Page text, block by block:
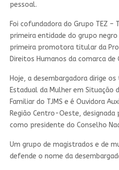
pessoal.
Foi cofundadora do Grupo TEZ –
primeira entidade do grupo
primeira promotora titular da
Direitos Humanos da comarca de
Hoje, a desembargadora dirige
Estadual da Mulher em Situação
Familiar do TJMS e é Ouvidora
Região Centro-Oeste, designada
como presidente do Conselho
Um grupo de magistrados e de
defende o nome da